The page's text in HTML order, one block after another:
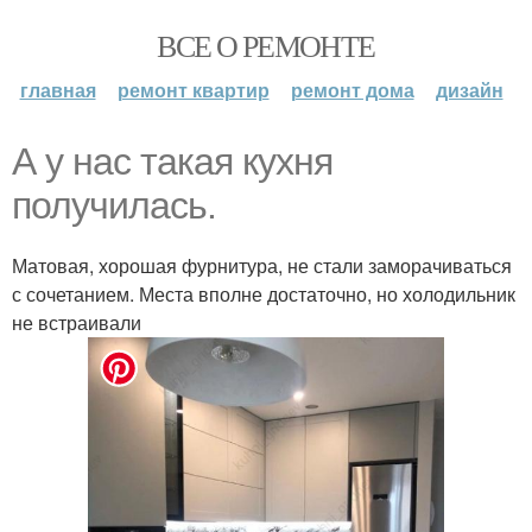
ВСЕ О РЕМОНТЕ
главная ремонт квартир ремонт дома дизайн
А у нас такая кухня
получилась.
Матовая, хорошая фурнитура, не стали заморачиваться
с сочетанием. Места вполне достаточно, но холодильник
не встраивали